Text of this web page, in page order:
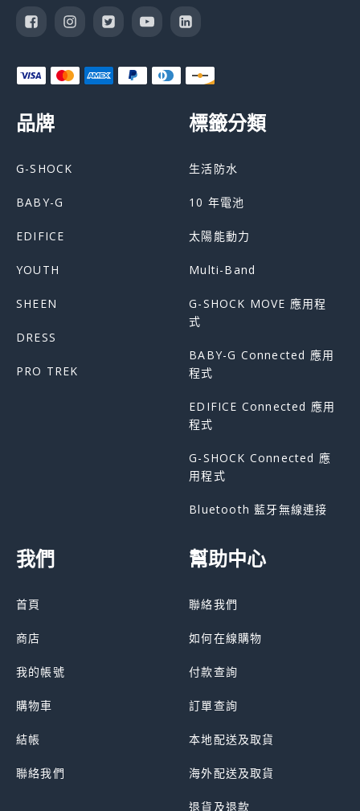
品牌
G-SHOCK
BABY-G
EDIFICE
YOUTH
SHEEN
DRESS
PRO TREK
標籤分類
生活防水
10 年電池
太陽能動力
Multi-Band
G-SHOCK MOVE 應用程
式
BABY-G Connected 應用
程式
EDIFICE Connected 應用
程式
G-SHOCK Connected 應
用程式
Bluetooth 藍牙無線連接
我們
首頁
商店
我的帳號
購物車
結帳
聯絡我們
幫助中心
聯絡我們
如何在線購物
付款查詢
訂單查詢
本地配送及取貨
海外配送及取貨
退貨及退款